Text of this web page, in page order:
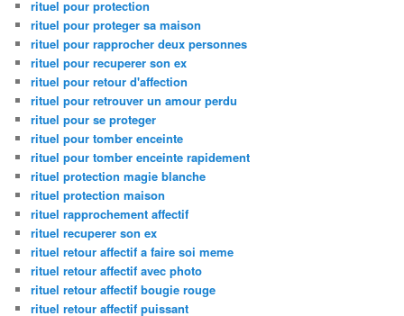
rituel pour protection
rituel pour proteger sa maison
rituel pour rapprocher deux personnes
rituel pour recuperer son ex
rituel pour retour d'affection
rituel pour retrouver un amour perdu
rituel pour se proteger
rituel pour tomber enceinte
rituel pour tomber enceinte rapidement
rituel protection magie blanche
rituel protection maison
rituel rapprochement affectif
rituel recuperer son ex
rituel retour affectif a faire soi meme
rituel retour affectif avec photo
rituel retour affectif bougie rouge
rituel retour affectif puissant